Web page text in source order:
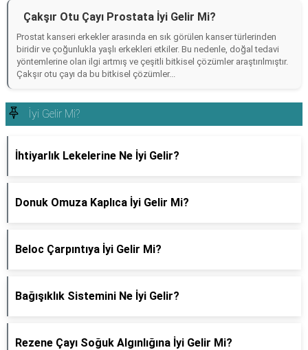
Çakşır Otu Çayı Prostata İyi Gelir Mi?
Prostat kanseri erkekler arasında en sık görülen kanser türlerinden
biridir ve çoğunlukla yaşlı erkekleri etkiler. Bu nedenle, doğal tedavi
yöntemlerine olan ilgi artmış ve çeşitli bitkisel çözümler araştırılmıştır.
Çakşır otu çayı da bu bitkisel çözümler...
İyi Gelir Mi?
İhtiyarlık Lekelerine Ne İyi Gelir?
Donuk Omuza Kaplıca İyi Gelir Mi?
Beloc Çarpıntıya İyi Gelir Mi?
Bağışıklık Sistemini Ne İyi Gelir?
Rezene Çayı Soğuk Algınlığına İyi Gelir Mi?